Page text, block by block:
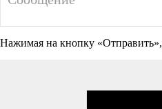
Нажимая на кнопку «Отправить»,